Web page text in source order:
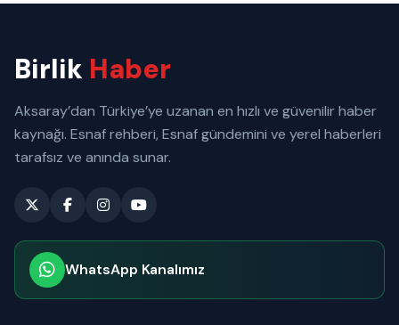
Birlik Haber
Aksaray’dan Türkiye’ye uzanan en hızlı ve güvenilir haber
kaynağı. Esnaf rehberi, Esnaf gündemini ve yerel haberleri
tarafsız ve anında sunar.
WhatsApp Kanalımız